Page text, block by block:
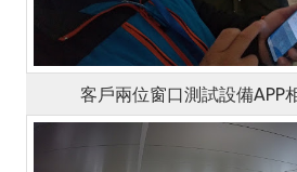
客戶兩位窗口測試設備APP